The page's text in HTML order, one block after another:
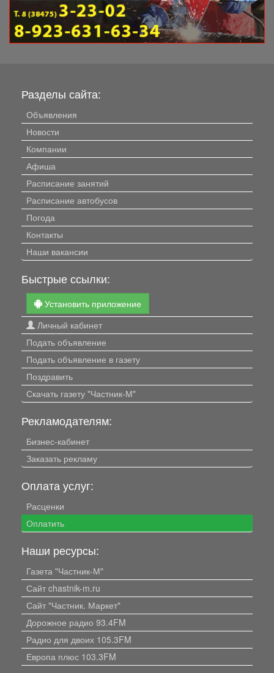
Разделы сайта:
Объявления
Новости
Компании
Афиша
Расписание занятий
Расписание автобусов
Погода
Контакты
Наши вакансии
Быстрые ссылки:
Установить приложение
Личный кабинет
Подать объявление
Подать объявление в газету
Поздравить
Скачать газету "Частник-М"
Рекламодателям:
Бизнес-кабинет
Заказать рекламу
Оплата услуг:
Расценки
Оплатить
Наши ресурсы:
Газета "Частник-М"
Сайт chastnik-m.ru
Сайт "Частник. Маркет"
Дорожное радио 93.4FM
Радио для двоих 105.3FM
Европа плюс 103.3FM